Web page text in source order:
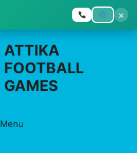
×
ATTIKA
FOOTBALL
GAMES
Menu